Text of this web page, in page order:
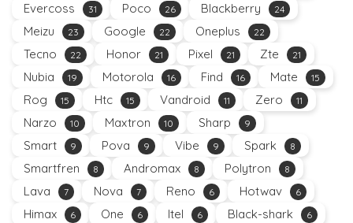
Evercoss 31 Poco 26 Blackberry 24
Meizu 23 Google 22 Oneplus 22
Tecno 22 Honor 21 Pixel 21 Zte 21
Nubia 19 Motorola 16 Find 16 Mate 15
Rog 15 Htc 15 Vandroid 11 Zero 11
Narzo 10 Maxtron 10 Sharp 9
Smart 9 Pova 9 Vibe 9 Spark 8
Smartfren 8 Andromax 8 Polytron 8
Lava 7 Nova 7 Reno 6 Hotwav 6
Himax 6 One 6 Itel 6 Black-shark 6